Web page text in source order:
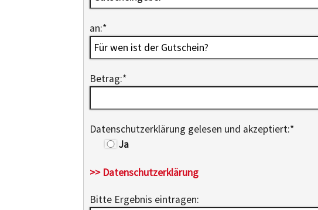
an:*
Betrag:*
Datenschutzerklärung gelesen und akzeptiert:*
Ja
>> Datenschutzerklärung
Bitte Ergebnis eintragen: